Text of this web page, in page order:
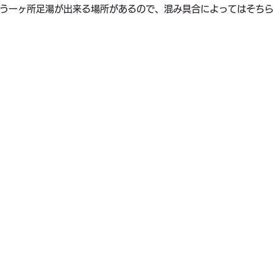
一ヶ所足湯が出来る場所があるので、混み具合によってはそちら